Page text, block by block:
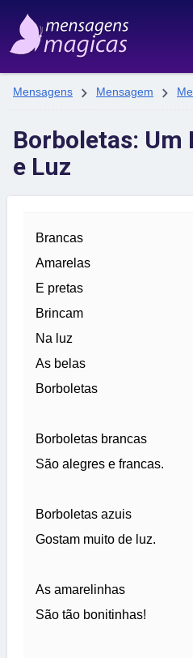
Mensagens  Mensagem 
Borboletas: Um
e Luz
Brancas
Amarelas
E pretas
Brincam
Na luz
As belas
Borboletas
Borboletas brancas
São alegres e francas.
Borboletas azuis
Gostam muito de luz.
As amarelinhas
São tão bonitinhas!